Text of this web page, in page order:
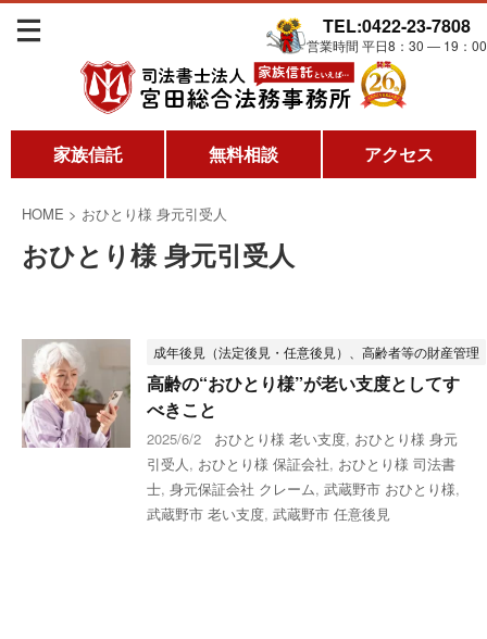
TEL:0422-23-7808
営業時間 平日8：30 ― 19：00
家族信託 無料相談 アクセス
HOME > おひとり様 身元引受人
おひとり様 身元引受人
成年後見（法定後見・任意後見）、高齢者等の財産管理
高齢の“おひとり様”が老い支度としてす
べきこと
2025/6/2 おひとり様 老い支度, おひとり様 身元
引受人, おひとり様 保証会社, おひとり様 司法書
士, 身元保証会社 クレーム, 武蔵野市 おひとり様,
武蔵野市 老い支度, 武蔵野市 任意後見